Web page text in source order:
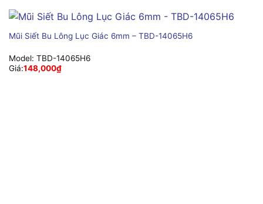
Mũi Siết Bu Lông Lục Giác 6mm – TBD-14065H6
Model: TBD-14065H6
Giá:148,000₫